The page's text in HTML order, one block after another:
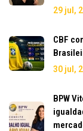
29 jul,
CBF
30 jul,
BPW